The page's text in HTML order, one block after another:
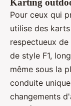
Karting
Pour ceux qui
utilise des
respectueux
de style F1,
même sous la
conduite
changements